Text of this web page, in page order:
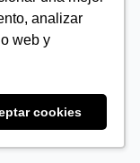
analizar
web y
cookies